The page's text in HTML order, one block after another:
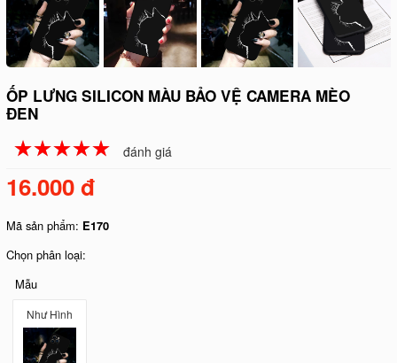
ỐP LƯNG SILICON MÀU BẢO VỆ CAMERA MÈO
ĐEN
☆☆☆☆☆
★★★★★ đánh giá
16.000 đ
Mã sản phẩm: E170
Chọn phân loại:
Mẫu
Như Hình